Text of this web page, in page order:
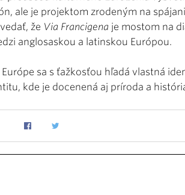
ale je projektom zrodeným na
že Via Francigena je mostom na
anglosaskou a latinskou Európou.
sa s ťažkosťou hľadá vlastná
kde je docenená aj príroda a